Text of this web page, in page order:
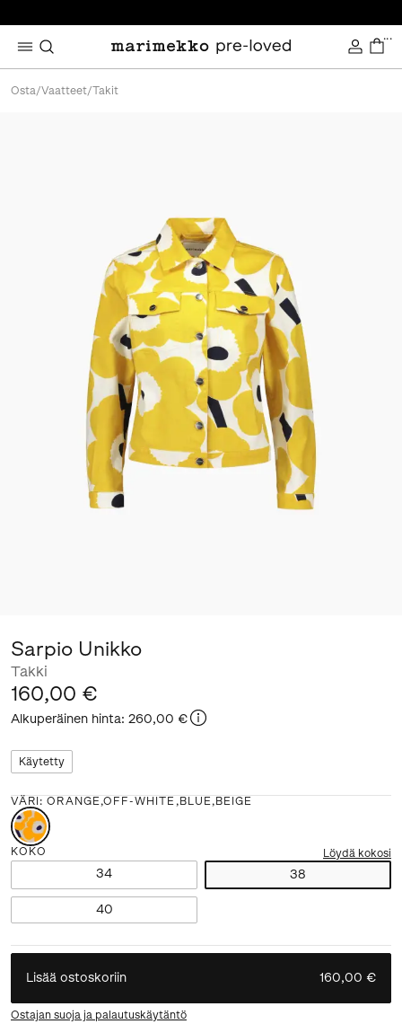
...
Osta/Vaatteet/Takit
Sarpio Unikko
Takki
160,00 €
Alkuperäinen hinta: 260,00 €
Käytetty
VÄRI :ORANGE,OFF-WHITE,BLUE,BEIGE
KOKO Löydä kokosi
34 38
40
Lisää ostoskoriin 160,00 €
Ostajan suoja ja palautuskäytäntö